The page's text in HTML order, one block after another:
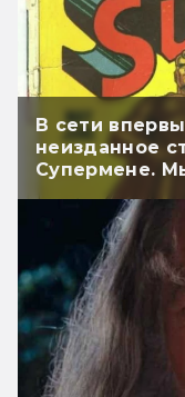
В сети
неизданное
Супермене.